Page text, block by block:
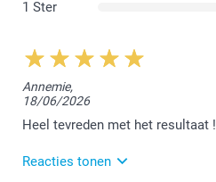
1 Ster
Annemie,
18/06/2026
Heel tevreden met het resultaat !
Reacties tonen